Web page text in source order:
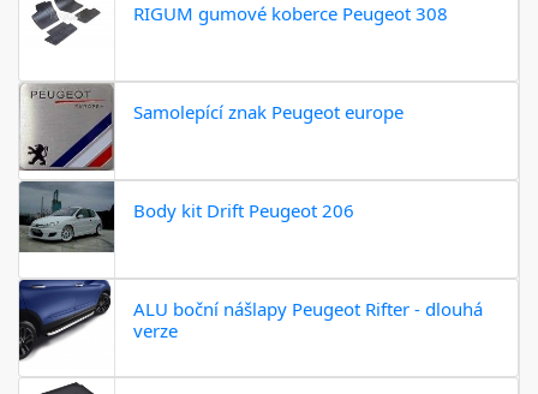
RIGUM gumové koberce Peugeot 308
Samolepící znak Peugeot europe
Body kit Drift Peugeot 206
ALU boční nášlapy Peugeot Rifter - dlouhá
verze